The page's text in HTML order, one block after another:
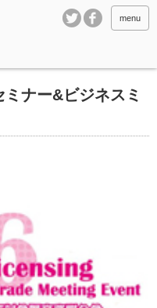
menu
ナー&ビジネスミ